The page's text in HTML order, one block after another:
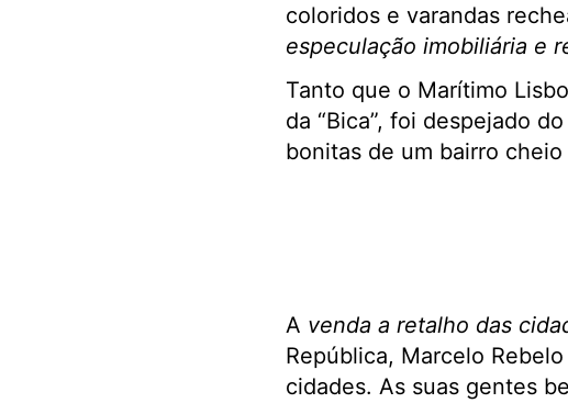
coloridos e varandas
especulação imobiliária e
Tanto que o Marítimo
da “Bica”, foi despejado
bonitas de um bairro
A venda a retalho das
República, Marcelo
cidades. As suas gentes